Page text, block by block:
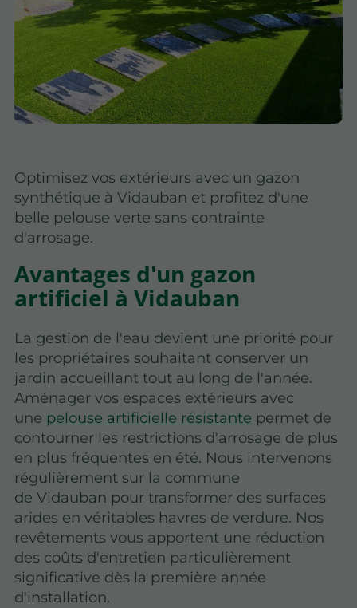
Optimisez vos extérieurs avec un gazon
synthétique à Vidauban et profitez d'une
belle pelouse verte sans contrainte
d'arrosage.
Avantages d'un gazon
artificiel à Vidauban
La gestion de l'eau devient une priorité pour
les propriétaires souhaitant conserver un
jardin accueillant tout au long de l'année.
Aménager vos espaces extérieurs avec
une pelouse artificielle résistante permet de
contourner les restrictions d'arrosage de plus
en plus fréquentes en été. Nous intervenons
régulièrement sur la commune
de Vidauban pour transformer des surfaces
arides en véritables havres de verdure. Nos
revêtements vous apportent une réduction
des coûts d'entretien particulièrement
significative dès la première année
d'installation.